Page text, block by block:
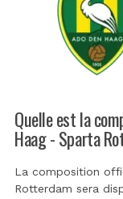
Quelle est la
Haag - Sparta
La composition
Rotterdam sera